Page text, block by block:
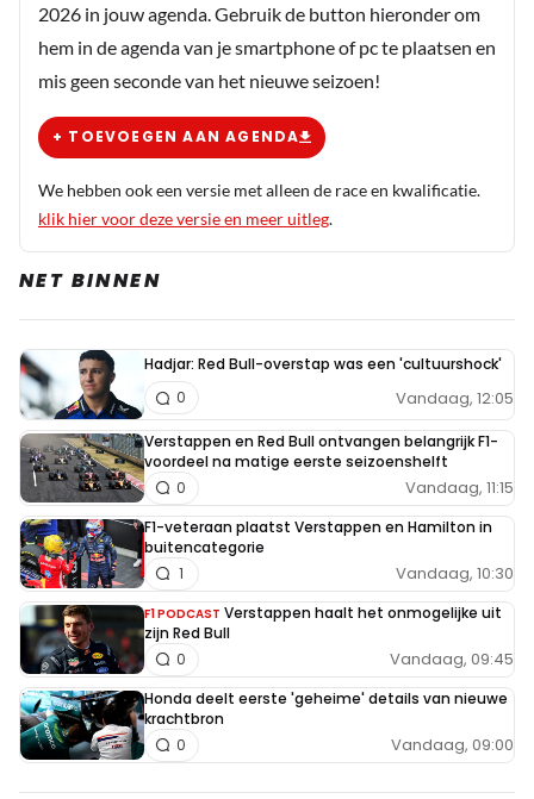
2026 in jouw agenda. Gebruik de button hieronder om
hem in de agenda van je smartphone of pc te plaatsen en
mis geen seconde van het nieuwe seizoen!
+ TOEVOEGEN AAN AGENDA
We hebben ook een versie met alleen de race en kwalificatie.
klik hier voor deze versie en meer uitleg.
NET BINNEN
Hadjar: Red Bull-overstap was een 'cultuurshock'
Vandaag, 12:05
0
Verstappen en Red Bull ontvangen belangrijk F1-
voordeel na matige eerste seizoenshelft
Vandaag, 11:15
0
F1-veteraan plaatst Verstappen en Hamilton in
buitencategorie
Vandaag, 10:30
1
F1 PODCAST Verstappen haalt het onmogelijke uit
zijn Red Bull
Vandaag, 09:45
0
Honda deelt eerste 'geheime' details van nieuwe
krachtbron
Vandaag, 09:00
0